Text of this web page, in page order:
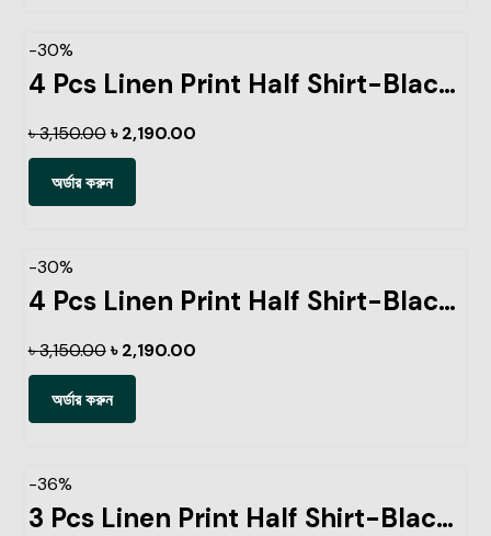
-30%
4 Pcs Linen Print Half Shirt-Black+Sky+Petrol+Kathal
৳3,150.00 ৳2,190.00
অর্ডার করুন
-30%
4 Pcs Linen Print Half Shirt-Black+Sky+Petrol+Lemon
৳3,150.00 ৳2,190.00
অর্ডার করুন
-36%
3 Pcs Linen Print Half Shirt-Black+Sky+Petrol